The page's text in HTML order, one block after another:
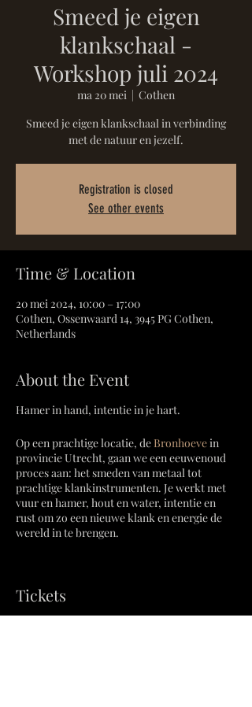
Smeed je eigen
klankschaal -
Workshop juli 2024
ma 20 mei
  |
Cothen
Smeed je eigen klankschaal in verbinding
met de natuur en jezelf.
Registration is closed
See other events
Time & Location
20 mei 2024, 10:00 – 17:00
Cothen, Ossenwaard 14, 3945 PG Cothen,
Netherlands
About the Event
Hamer in hand, intentie in je hart.
Op een prachtige locatie, de Bronhoevein
provincie Utrecht, gaan we een eeuwenoud
proces aan: het smeden van metaal tot
prachtige klankinstrumenten. Je werkt met
vuur en hamer, hout en water, intentie en
rust om zo een nieuwe klank en energie de
wereld in te brengen.
kleine, vierkante cymbaaltjes, een enkele,
Tickets